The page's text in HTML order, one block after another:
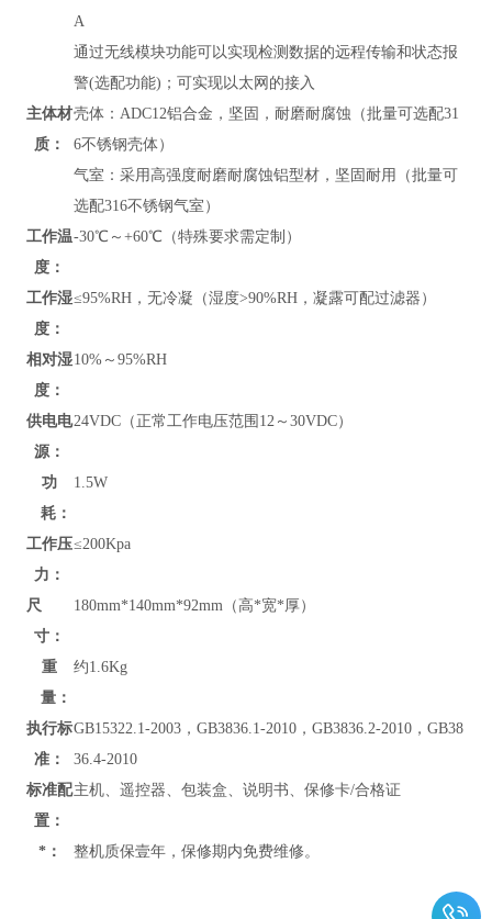
A
通过无线模块功能可以实现检测数据的远程传输和状态报
警(选配功能)；可实现以太网的接入
主体材
质：
壳体：ADC12铝合金，坚固，耐磨耐腐蚀（批量可选配31
6不锈钢壳体）
气室：采用高强度耐磨耐腐蚀铝型材，坚固耐用（批量可
选配316不锈钢气室）
工作温
度：
-30℃～+60℃（特殊要求需定制）
工作湿
度：
≤95%RH，无冷凝（湿度>90%RH，凝露可配过滤器）
相对湿
度：
10%～95%RH
供电电
源：
24VDC（正常工作电压范围12～30VDC）
功
耗：
1.5W
工作压
力：
≤200Kpa
尺
寸：
180mm*140mm*92mm（高*宽*厚）
重
量：
约1.6Kg
执行标
准：
GB15322.1-2003，GB3836.1-2010，GB3836.2-2010，GB38
36.4-2010
标准配
置：
主机、遥控器、包装盒、说明书、保修卡/合格证
*： 整机质保壹年，保修期内免费维修。